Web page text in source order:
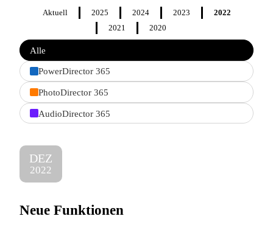
Aktuell 2025 2024 2023
2022
2021
2020
Filter
features
by
product
Alle
PowerDirector 365
PhotoDirector 365
AudioDirector 365
DEZ
2022
Neue Funktionen